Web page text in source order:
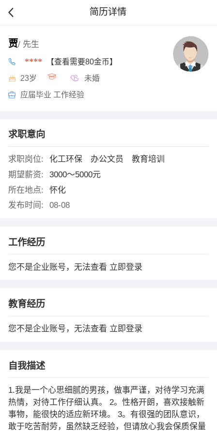
简历详情
贾/ 先生
**** 【查看需要80金币】
23岁 未婚
应届毕业 工作经验
求职意向
求职岗位:
化工环保 办公文员 教育培训
期望薪资:
3000～5000元
所在地点:
怀化
发布时间:
08-08
工作经历
您不是企业账号，无法查看 立即登录
教育经历
您不是企业账号，无法查看 立即登录
自我描述
1.我是一个心思细腻的男孩，做事严谨，对待学习充满
热情，对待工作仔细认真。 2。性格开朗，喜欢接触新
事物，能很快的适应新环境。 3。有很强的团队意识，
敢于吃苦耐劳，虽然缺乏经验，但请放心我会保质保量